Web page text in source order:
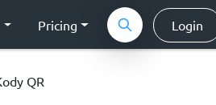
Pricing Login
QR